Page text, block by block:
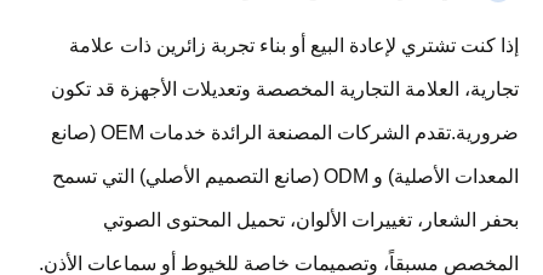
إذا كنت تشتري لإعادة البيع أو بناء تجربة زائرين ذات علامة
تجارية، العلامة التجارية المخصصة وتعديلات الأجهزة قد تكون
ضرورية.تقدم الشركات المصنعة الرائدة خدمات OEM (صانع
المعدات الأصلية) و ODM (صانع التصميم الأصلي) التي تسمح
بحفر الشعار، تغييرات الألوان، تحميل المحتوى الصوتي
المخصص مسبقاً، وتصميمات خاصة للخيوط أو سماعات الأذن.